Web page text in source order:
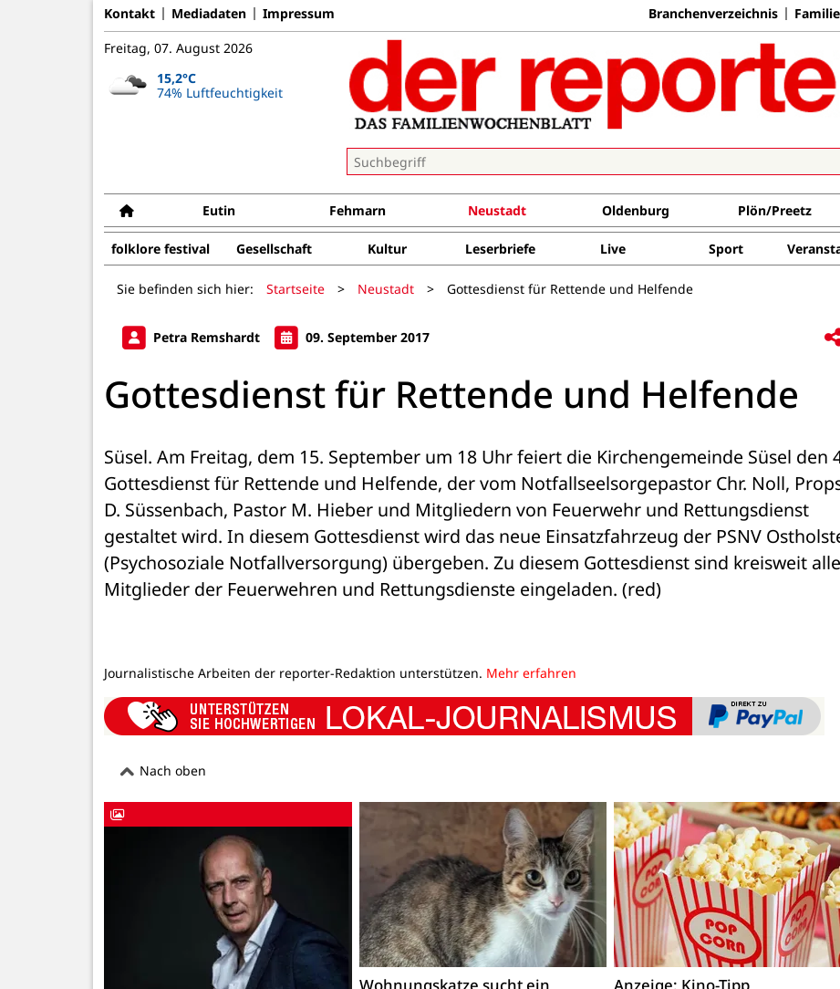
Kontakt Mediadaten Impressum Branchenverzeichnis
Freitag, 07. August 2026
15,2°C
74% Luftfeuchtigkeit
Eutin Fehmarn Neustadt Oldenburg Plön/Preetz
folklore festival Gesellschaft Kultur Leserbriefe Live Sport
Sie befinden sich hier: Startseite > Neustadt > Gottesdienst für Rettende und Helfende
Petra Remshardt 09. September 2017
Gottesdienst für Rettende und Helfende
Süsel. Am Freitag, dem 15. September um 18 Uhr feiert die Kirchengemeinde Süsel den
Gottesdienst für Rettende und Helfende, der vom Notfallseelsorgepastor Chr. Noll,
D. Süssenbach, Pastor M. Hieber und Mitgliedern von Feuerwehr und Rettungsdienst
gestaltet wird. In diesem Gottesdienst wird das neue Einsatzfahrzeug der PSNV
(Psychosoziale Notfallversorgung) übergeben. Zu diesem Gottesdienst sind kreisweit alle
Mitglieder der Feuerwehren und Rettungsdienste eingeladen. (red)
Journalistische Arbeiten der reporter-Redaktion unterstützen. Mehr erfahren
Nach oben